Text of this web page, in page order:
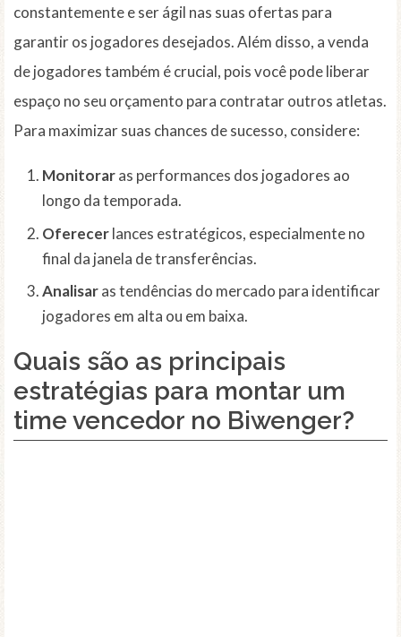
constantemente e ser ágil nas suas ofertas para
garantir os jogadores desejados. Além disso, a venda
de jogadores também é crucial, pois você pode liberar
espaço no seu orçamento para contratar outros atletas.
Para maximizar suas chances de sucesso, considere:
Monitoraras performances dos jogadores ao
longo da temporada.
Oferecerlances estratégicos, especialmente no
final da janela de transferências.
Analisaras tendências do mercado para identificar
jogadores em alta ou em baixa.
Quais são as principais
estratégias para montar um
time vencedor no Biwenger?